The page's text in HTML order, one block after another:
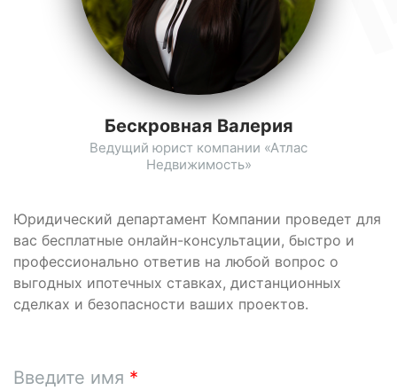
Юридический департамент Компании проведет для
вас бесплатные онлайн-консультации, быстро и
профессионально ответив на любой вопрос о
выгодных ипотечных ставках, дистанционных
сделках и безопасности ваших проектов.
Введите имя
Бескровная Валерия
Ведущий юрист компании «Атлас
Недвижимость»